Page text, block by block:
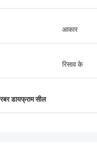
आकार
रिसाव के
डायफ्राम सील